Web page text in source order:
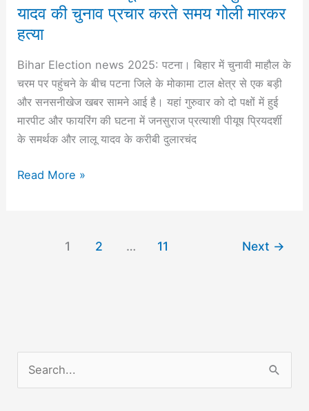
यादव की चुनाव प्रचार करते समय गोली मारकर
हत्या
Bihar Election news 2025: पटना। बिहार में चुनावी माहौल के
चरम पर पहुंचने के बीच पटना जिले के मोकामा टाल क्षेत्र से एक बड़ी
और सनसनीखेज खबर सामने आई है। यहां गुरुवार को दो पक्षों में हुई
मारपीट और फायरिंग की घटना में जनसुराज प्रत्याशी पीयूष प्रियदर्शी
के समर्थक और लालू यादव के करीबी दुलारचंद
करीबी
दुलारचंद
की
चुनाव
प्रचार
करते
समय
मारकर
Read More »
1 2 … 11 Next →